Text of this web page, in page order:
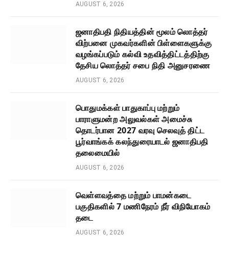
AUGUST 6, 2026
ஜனாதிபதி நிதியத்தின் மூலம் லொத்தர்
விற்பனை முகவர்களின் பிள்ளைகளுக்கு
வழங்கப்படும் கல்வி உதவித்திட்டத்திற்கு
தேசிய லொத்தர் சபை நிதி அனுசரணை
AUGUST 6, 2026
பொதுமக்கள் பாதுகாப்பு மற்றும்
பாராளுமன்ற அலுவல்கள் அமைச்சு
தொடர்பான 2027 வரவு செலவுத் திட்ட
பூர்வாங்கக் கலந்துரையாடல் ஜனாதிபதி
தலைமையில்
AUGUST 6, 2026
வெள்ளவத்தை மற்றும் பாமன்கடை
பகுதிகளில் 7 மணிநேரம் நீர் விநியோகம்
தடை
AUGUST 6, 2026